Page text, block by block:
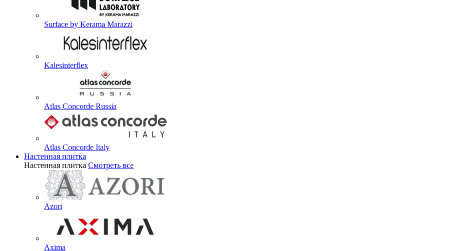
Surface by Kerama Marazzi
Kalesinterflex
Atlas Concorde Russia
Atlas Concorde Italy
Настенная плитка
Настенная плитка Смотреть все
Azori
Axima